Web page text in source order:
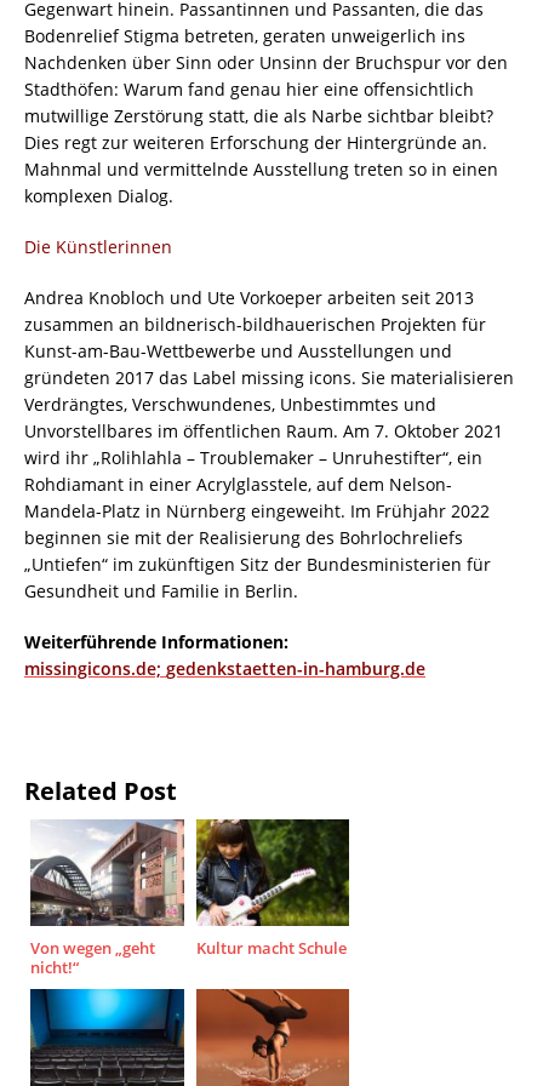
Gegenwart hinein. Passantinnen und Passanten, die das
Bodenrelief Stigma betreten, geraten unweigerlich ins
Nachdenken über Sinn oder Unsinn der Bruchspur vor den
Stadthöfen: Warum fand genau hier eine offensichtlich
mutwillige Zerstörung statt, die als Narbe sichtbar bleibt?
Dies regt zur weiteren Erforschung der Hintergründe an.
Mahnmal und vermittelnde Ausstellung treten so in einen
komplexen Dialog.
Die Künstlerinnen
Andrea Knobloch und Ute Vorkoeper arbeiten seit 2013
zusammen an bildnerisch-bildhauerischen Projekten für
Kunst-am-Bau-Wettbewerbe und Ausstellungen und
gründeten 2017 das Label missing icons. Sie materialisieren
Verdrängtes, Verschwundenes, Unbestimmtes und
Unvorstellbares im öffentlichen Raum. Am 7. Oktober 2021
wird ihr „Rolihlahla – Troublemaker – Unruhestifter“, ein
Rohdiamant in einer Acrylglasstele, auf dem Nelson-
Mandela-Platz in Nürnberg eingeweiht. Im Frühjahr 2022
beginnen sie mit der Realisierung des Bohrlochreliefs
„Untiefen“ im zukünftigen Sitz der Bundesministerien für
Gesundheit und Familie in Berlin.
Weiterführende Informationen:
missingicons.de; gedenkstaetten-in-hamburg.de
Related Post
Von wegen „geht
nicht!“
Kultur macht Schule